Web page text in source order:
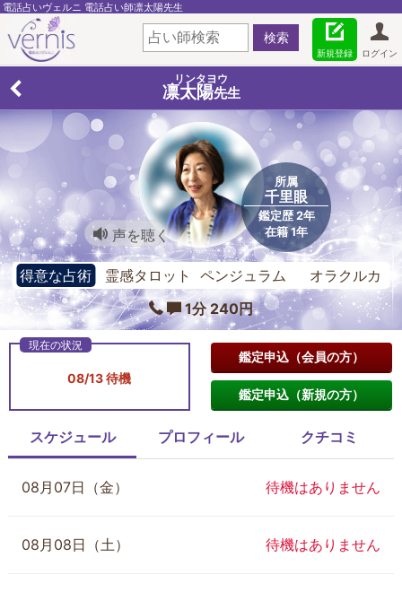
電話占いヴェルニ 電話占い師凛太陽先生
ログイン
新規登録
リンタヨウ
凛太陽先生
所属
千里眼
鑑定歴 2年
在籍 1年
声を聴く
得意な占術
霊感タロット ペンジュラム オラクルカ
ード
1分 240円
08/13 待機
鑑定申込（会員の方）
鑑定申込（新規の方）
スケジュール プロフィール クチコミ
08月07日（金） 待機はありません
08月08日（土） 待機はありません